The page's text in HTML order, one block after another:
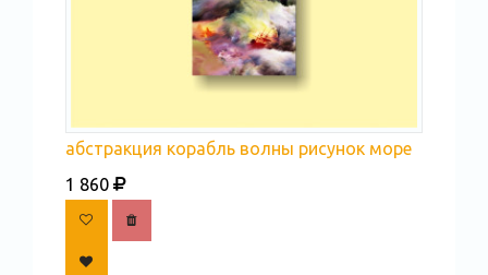
абстракция корабль волны рисунок море
1 860